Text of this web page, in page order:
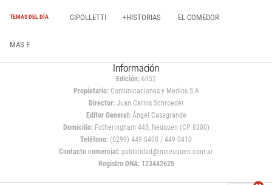
TEMAS DEL DÍA CIPOLLETTI +HISTORIAS EL COMEDOR
MAS E
Información
Edición: 6952
Propietario:Comunicaciones y Medios S.A
Director: Juan Carlos Schroeder
Editor General:Ángel Casagrande
Domicilio:Fotheringham 445, Neuquén (CP 8300)
Teléfono: (0299) 449 0400 / 449 0410
Contacto comercial: publicidad@lmneuquen.com.ar
Registro DNA: 123442625